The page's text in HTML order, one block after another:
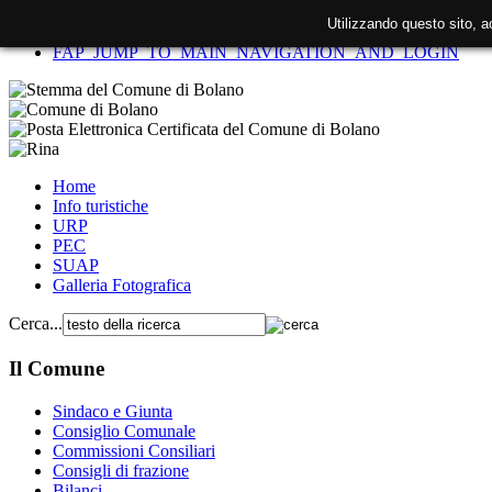
FAP_JUMP_TO_MAIN_NAVIGATION_AND_LOGIN
Home
Info turistiche
URP
PEC
SUAP
Galleria Fotografica
Cerca...
Il Comune
Sindaco e Giunta
Consiglio Comunale
Commissioni Consiliari
Consigli di frazione
Utilizzando questo sito,